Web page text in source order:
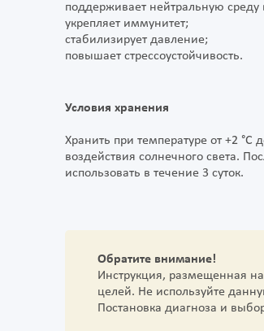
поддерживает нейтральную
укрепляет иммунитет;
стабилизирует давление;
повышает стрессоустойчивость.
Условия хранения
Хранить при температуре от +2 °C
воздействия солнечного света.
использовать в течение 3 суток.
Обратите внимание!
Инструкция, размещенная
целей. Не используйте
Постановка диагноза и